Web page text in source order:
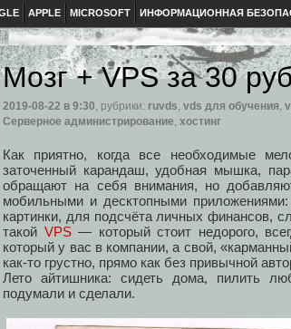
APPLE MICROSOFT ИНФОРМАЦИОННАЯ
Мозг + VPS за 30
2019-08-22 в 9:30, рубрики: ruvds, vds для обучения,
Серверное администрирование, хостинг
Как приятно, когда все необходимые
заточенный карандаш, удобная мышка,
обращают на себя внимания, но
мобильными и десктопными
картинки, для подсчёта личных финансов,
такой VPS— который стоит недорого,
который у вас в компании, а свой,
как-то грустно, прямо как без привычной
Лето айтишника: сидеть дома, пилить
подумали и сделали.